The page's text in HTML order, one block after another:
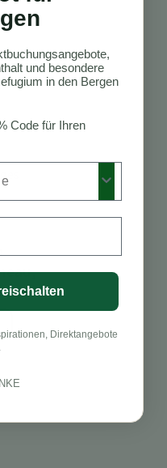
und besondere
in den Bergen
Code für Ihren
Direktangebote